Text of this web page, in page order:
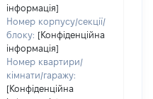
інформація]
Номер корпусу/секції/
блоку: [Конфіденційна
інформація]
Номер квартири/
кімнати/гаражу:
[Конфіденційна